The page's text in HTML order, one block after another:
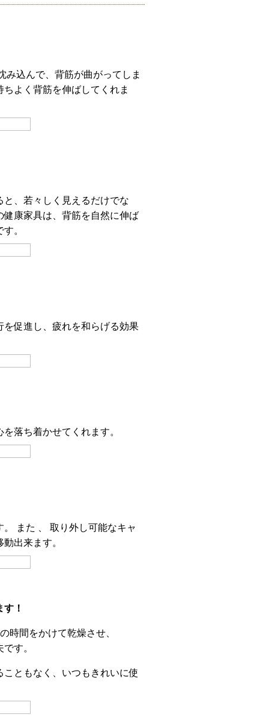
込んで、背筋が曲がってしま
よく背筋を伸ばしてくれま
、若々しく見えるだけでな
康家具は、背筋を自然に伸ば
。
促進し、疲れを和らげる効果
落ち着かせてくれます。
また 、 取り外し可能なキャ
出来ます。
！
時間をかけて乾燥させ、
す。
ともなく、いつもきれいに使